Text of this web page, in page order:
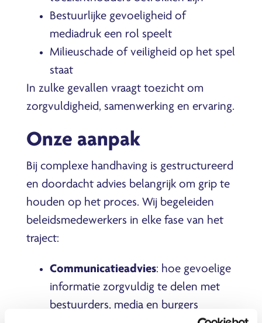
Bestuurlijke gevoeligheid of
mediadruk een rol speelt
Milieuschade of veiligheid op het spel
staat
In zulke gevallen vraagt toezicht om
zorgvuldigheid, samenwerking en ervaring.
Onze aanpak
Bij complexe handhaving is gestructureerd
en doordacht advies belangrijk om grip te
houden op het proces. Wij begeleiden
beleidsmedewerkers in elke fase van het
traject:
Communicatieadvies: hoe gevoelige
informatie zorgvuldig te delen met
bestuurders, media en burgers